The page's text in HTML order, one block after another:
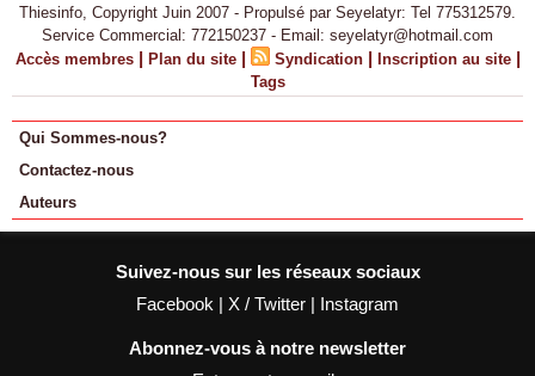
Thiesinfo, Copyright Juin 2007 - Propulsé par Seyelatyr: Tel 775312579.
Service Commercial: 772150237 - Email: seyelatyr@hotmail.com
Accès membres | Plan du site | Syndication | Inscription au site |
Tags
Qui Sommes-nous?
Contactez-nous
Auteurs
Suivez-nous sur les réseaux sociaux
Facebook | X / Twitter | Instagram
Abonnez-vous à notre newsletter